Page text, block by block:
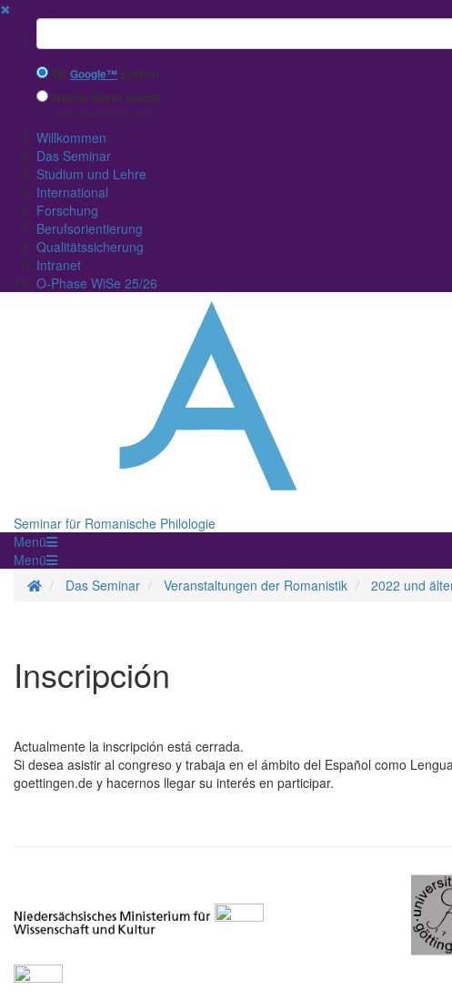
✖
Suchbegriff
MitGoogle™ suchen
Interne Suche nutzen
(eingeschränkte Ergebnisqualität)
Willkommen
Das Seminar
Studium und Lehre
International
Forschung
Berufsorientierung
Qualitätssicherung
Intranet
O-Phase WiSe 25/26
Seminar für Romanische Philologie
Menü
Menü
StartseiteDas Seminar Veranstaltungen der Romanistik 2022 und
Inscripción
Actualmente la inscripción está cerrada.
Si desea asistir al congreso y trabaja en el ámbito del Español como
goettingen.de y hacernos llegar su interés en participar.